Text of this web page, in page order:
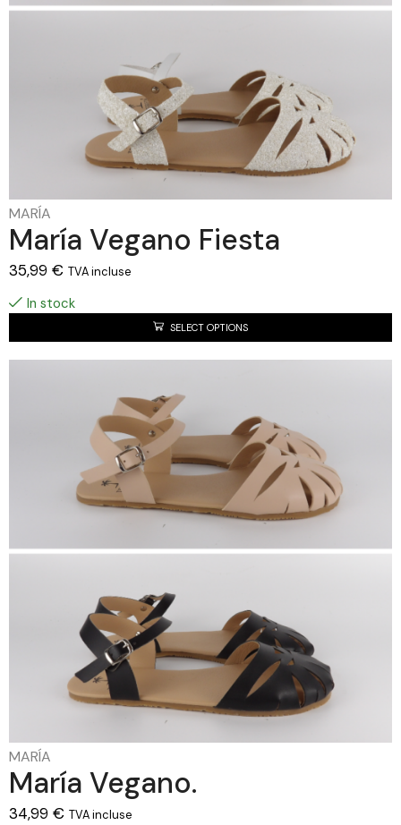
MARÍA
María Vegano Fiesta
35,99 € TVA incluse
In stock
SELECT OPTIONS
MARÍA
María Vegano.
34,99 € TVA incluse